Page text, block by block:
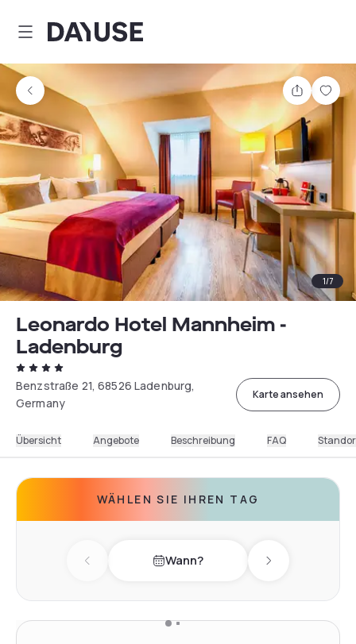
Dayuse
Teilen
1/7
Leonardo Hotel Mannheim -
Ladenburg
Benzstraße 21, 68526 Ladenburg,
Germany
Karte ansehen
Übersicht Angebote Beschreibung FAQ
WÄHLEN SIE IHREN TAG
Previous day Wann? Next day